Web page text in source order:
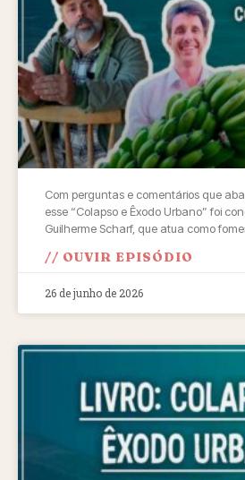
Com perguntas e comentários que
esse “Colapso e Êxodo Urbano” foi
Guilherme Scharf, que atua como
// OUVIR EPISÓDIO
26 de junho de 2026